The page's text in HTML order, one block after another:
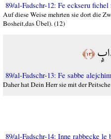
89/al-Fadschr-12: Fe eckseru fichel
Auf diese Weise mehrten sie dort die
Bosheit,das Übel). (12)
﴿١٣﴾
89/al-Fadschr-13: Fe sabbe
Daher hat Dein Herr sie mit der
89/al-Fadschr-14: Inne rabbecke